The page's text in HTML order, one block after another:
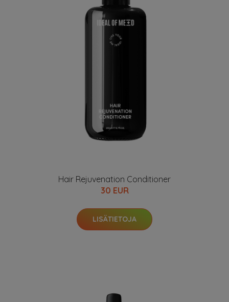
Hair Rejuvenation Conditioner
30 EUR
LISÄTIETOJA